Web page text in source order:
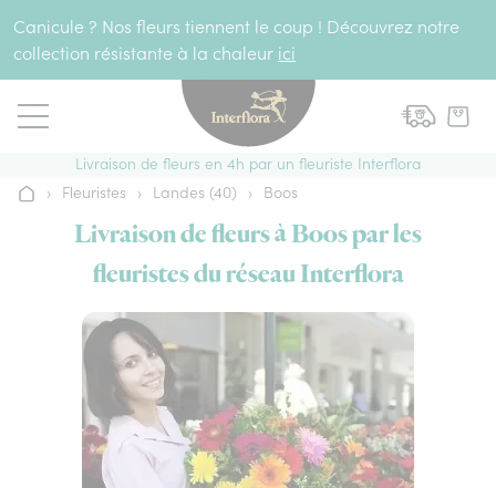
Canicule ? Nos fleurs tiennent le coup ! Découvrez notre
collection résistante à la chaleur ici
Livraison de fleurs en 4h par un fleuriste Interflora
Accueil
› Fleuristes › Landes (40) › Boos
Livraison de fleurs à Boos par les
fleuristes du réseau Interflora